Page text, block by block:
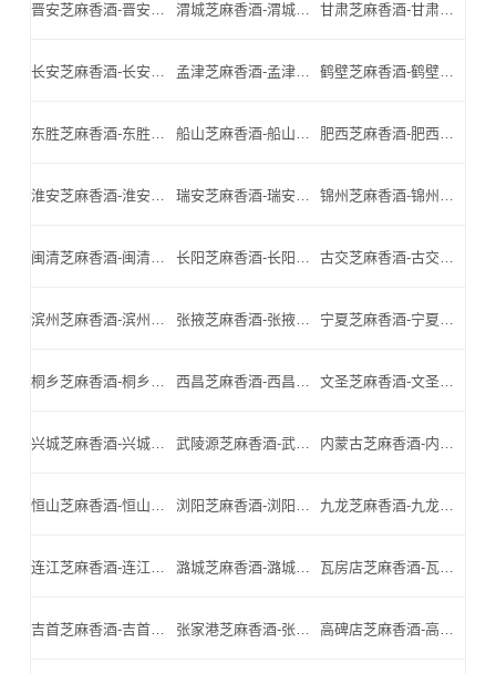
晋安芝麻香酒-晋安名酒-晋安小北门_晋安芝麻香酒厂家 渭城芝麻香酒-渭城名酒-渭城小北门_渭城芝麻香酒厂家 甘肃芝麻香酒-甘肃名酒-甘肃小北门_甘肃芝麻香酒厂家
长安芝麻香酒-长安名酒-长安小北门_长安芝麻香酒厂家 孟津芝麻香酒-孟津名酒-孟津小北门_孟津芝麻香酒厂家 鹤壁芝麻香酒-鹤壁名酒-鹤壁小北门_鹤壁芝麻香酒厂家
东胜芝麻香酒-东胜名酒-东胜小北门_东胜芝麻香酒厂家 船山芝麻香酒-船山名酒-船山小北门_船山芝麻香酒厂家 肥西芝麻香酒-肥西名酒-肥西小北门_肥西芝麻香酒厂家
淮安芝麻香酒-淮安名酒-淮安小北门_淮安芝麻香酒厂家 瑞安芝麻香酒-瑞安名酒-瑞安小北门_瑞安芝麻香酒厂家 锦州芝麻香酒-锦州名酒-锦州小北门_锦州芝麻香酒厂家
闽清芝麻香酒-闽清名酒-闽清小北门_闽清芝麻香酒厂家 长阳芝麻香酒-长阳名酒-长阳小北门_长阳芝麻香酒厂家 古交芝麻香酒-古交名酒-古交小北门_古交芝麻香酒厂家
滨州芝麻香酒-滨州名酒-滨州小北门_滨州芝麻香酒厂家 张掖芝麻香酒-张掖名酒-张掖小北门_张掖芝麻香酒厂家 宁夏芝麻香酒-宁夏名酒-宁夏小北门_宁夏芝麻香酒厂家
桐乡芝麻香酒-桐乡名酒-桐乡小北门_桐乡芝麻香酒厂家 西昌芝麻香酒-西昌名酒-西昌小北门_西昌芝麻香酒厂家 文圣芝麻香酒-文圣名酒-文圣小北门_文圣芝麻香酒厂家
兴城芝麻香酒-兴城名酒-兴城小北门_兴城芝麻香酒厂家 武陵源芝麻香酒-武陵源名酒-武陵源小北门_武陵源芝麻香酒厂家 内蒙古芝麻香酒-内蒙古名酒-内蒙古小北门_内蒙古芝麻香酒厂家
恒山芝麻香酒-恒山名酒-恒山小北门_恒山芝麻香酒厂家 浏阳芝麻香酒-浏阳名酒-浏阳小北门_浏阳芝麻香酒厂家 九龙芝麻香酒-九龙名酒-九龙小北门_九龙芝麻香酒厂家
连江芝麻香酒-连江名酒-连江小北门_连江芝麻香酒厂家 潞城芝麻香酒-潞城名酒-潞城小北门_潞城芝麻香酒厂家 瓦房店芝麻香酒-瓦房店名酒-瓦房店小北门_瓦房店芝麻香酒厂家
吉首芝麻香酒-吉首名酒-吉首小北门_吉首芝麻香酒厂家 张家港芝麻香酒-张家港名酒-张家港小北门_张家港芝麻香酒厂家 高碑店芝麻香酒-高碑店名酒-高碑店小北门_高碑店芝麻香酒厂家